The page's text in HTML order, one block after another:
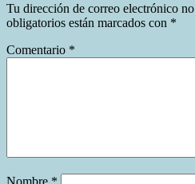
Tu dirección de correo electrónico
obligatorios están marcados con *
Comentario *
Nombre *